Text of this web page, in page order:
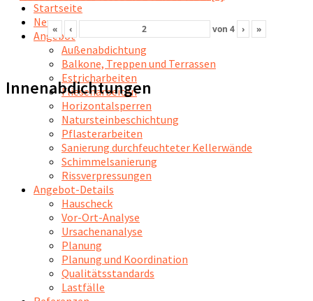
Startseite
News
Angebot
Außenabdichtung
Balkone, Treppen und Terrassen
Estricharbeiten
Fliesenarbeiten
Horizontalsperren
Natursteinbeschichtung
Pflasterarbeiten
Sanierung durchfeuchteter Kellerwände
Schimmelsanierung
Rissverpressungen
Angebot-Details
Hauscheck
Vor-Ort-Analyse
Ursachenanalyse
Planung
Planung und Koordination
Qualitätsstandards
Lastfälle
« ‹ von 4 › »
Innenabdichtungen